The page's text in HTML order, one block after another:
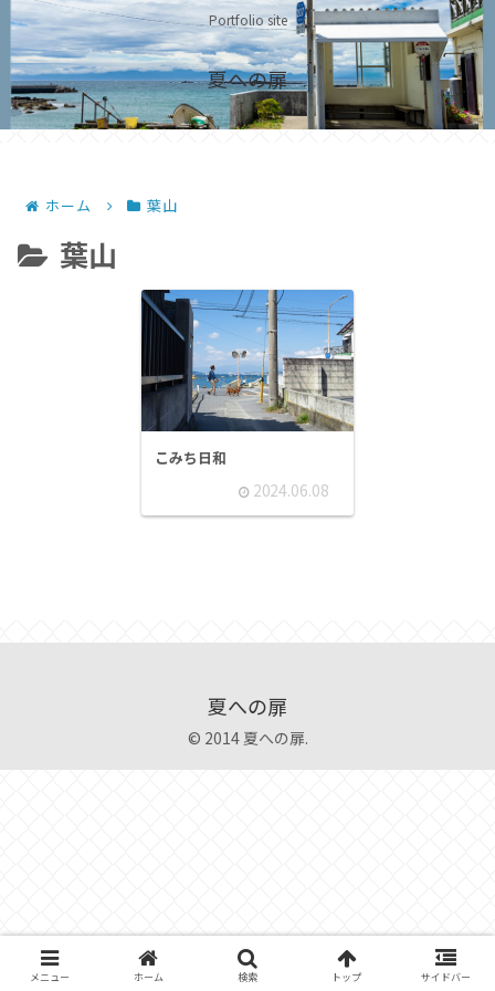
Portfolio site
夏への扉
ホーム 葉山
葉山
こみち日和
2024.06.08
夏への扉
© 2014 夏への扉.
メニュー ホーム 検索 トップ サイドバー